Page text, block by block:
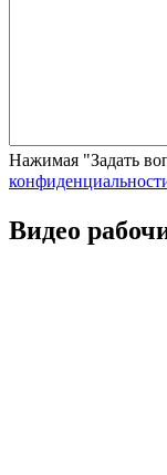
Нажимая "Задать
Видео